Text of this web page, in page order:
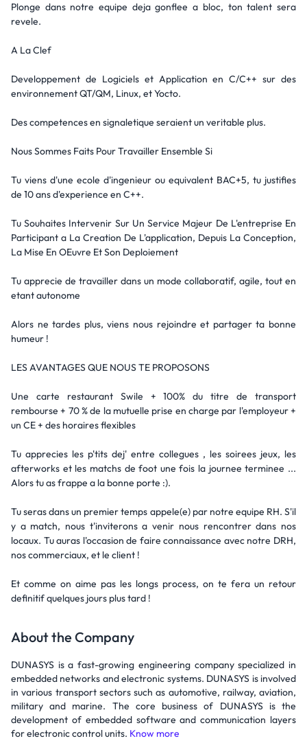
Plonge dans notre equipe deja gonflee a bloc, ton talent sera
revele.
A La Clef
Developpement de Logiciels et Application en C/C++ sur des
environnement QT/QM, Linux, et Yocto.
Des competences en signaletique seraient un veritable plus.
Nous Sommes Faits Pour Travailler Ensemble Si
Tu viens d'une ecole d'ingenieur ou equivalent BAC+5, tu justifies
de 10 ans d'experience en C++.
Tu Souhaites Intervenir Sur Un Service Majeur De L'entreprise En
Participant a La Creation De L'application, Depuis La Conception,
La Mise En OEuvre Et Son Deploiement
Tu apprecie de travailler dans un mode collaboratif, agile, tout en
etant autonome
Alors ne tardes plus, viens nous rejoindre et partager ta bonne
humeur !
LES AVANTAGES QUE NOUS TE PROPOSONS
Une carte restaurant Swile + 100% du titre de transport
rembourse + 70 % de la mutuelle prise en charge par l'employeur +
un CE + des horaires flexibles
Tu apprecies les p'tits dej' entre collegues , les soirees jeux, les
afterworks et les matchs de foot une fois la journee terminee ...
Alors tu as frappe a la bonne porte :).
Tu seras dans un premier temps appele(e) par notre equipe RH. S'il
y a match, nous t'inviterons a venir nous rencontrer dans nos
locaux. Tu auras l'occasion de faire connaissance avec notre DRH,
nos commerciaux, et le client !
Et comme on aime pas les longs process, on te fera un retour
definitif quelques jours plus tard !
About the Company
DUNASYS is a fast-growing engineering company specialized in
embedded networks and electronic systems. DUNASYS is involved
in various transport sectors such as automotive, railway, aviation,
military and marine. The core business of DUNASYS is the
development of embedded software and communication layers
for electronic control units. Know more